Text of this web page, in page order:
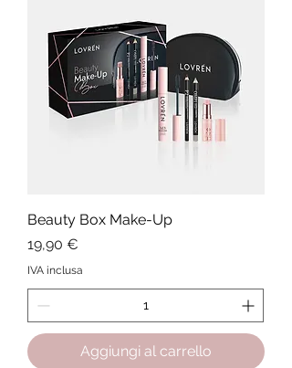
Beauty Box Make-Up
Prezzo
19,90 €
IVA inclusa
Aggiungi al carrello